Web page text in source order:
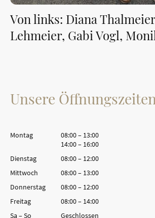
Von links: Diana
Lehmeier, Gabi Vogl,
Unsere Öffnungszeiten
Montag 08:00– 13:00
14:00– 16:00
Dienstag
08:00– 12:00
Mittwoch
08:00– 13:00
Donnerstag
08:00– 12:00
Freitag
08:00– 14:00
Sa –So Geschlossen